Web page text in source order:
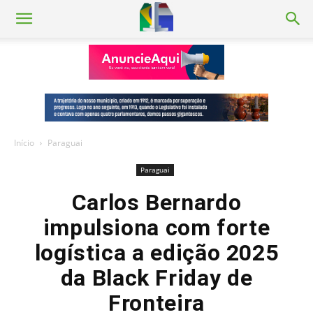
Início Paraguai
Paraguai
Carlos Bernardo
impulsiona com forte
logística a edição 2025
da Black Friday de
Fronteira